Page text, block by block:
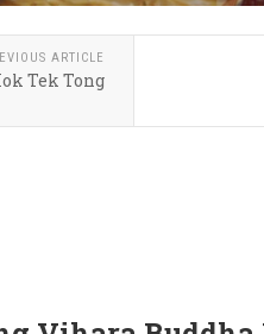
ARTICLE
Tek Tong